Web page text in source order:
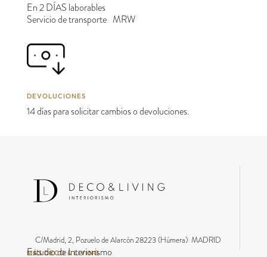
En 2 DÍAS laborables
Servicio de transporte MRW
DEVOLUCIONES
14 días para solicitar cambios o devoluciones.
C/Madrid, 2, Pozuelo de Alarcón 28223 (Húmera) MADRID
MÁS DECO & LIVING
Estudio de Interiorismo